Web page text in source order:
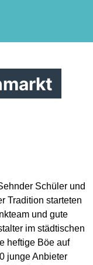
Schüler und
Tradition starteten
und gute
im städtischen
heftige Böe auf
junge Anbieter